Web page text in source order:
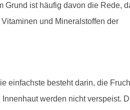
Grund ist häufig davon die Rede,
und Mineralstoffen der
einfachste besteht darin, die
werden nicht verspeist.